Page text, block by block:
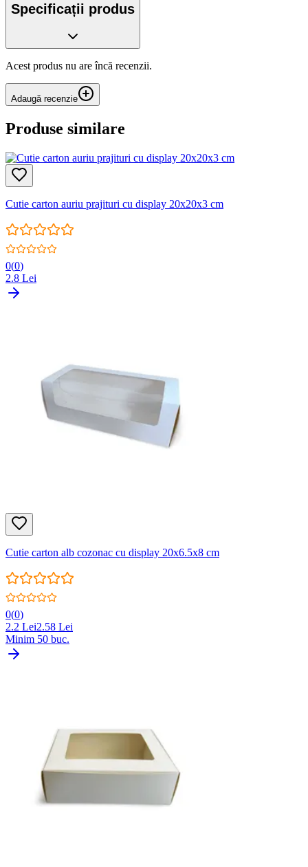
Specificații produs
Acest produs nu are încă recenzii.
Adaugă recenzie
Produse similare
Cutie carton auriu prajituri cu display 20x20x3 cm
0(0)
2.8 Lei
Cutie carton alb cozonac cu display 20x6.5x8 cm
0(0)
2.2 Lei2.58 Lei
Minim 50 buc.